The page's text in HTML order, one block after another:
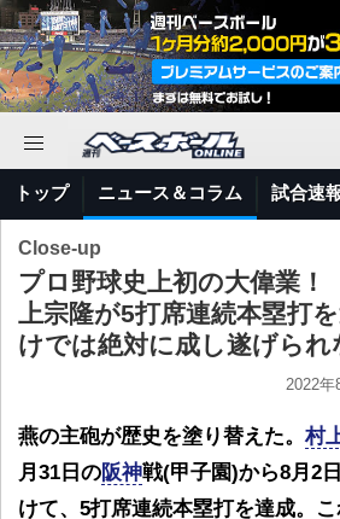
トップ ニュース＆コラム 試合速
Close-up
プロ野球史上初の大偉業
上宗隆が5打席連続本塁打
けでは絶対に成し遂げられ
2022年
燕の主砲が歴史を塗り替えた。村
月31日の阪神戦(甲子園)から8月2
けて、5打席連続本塁打を達成。